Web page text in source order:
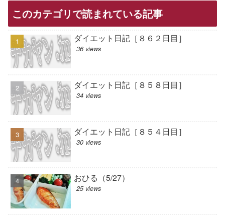
このカテゴリで読まれている記事
ダイエット日記［８６２日目］
36 views
ダイエット日記［８５８日目］
34 views
ダイエット日記［８５４日目］
30 views
おひる（5/27）
25 views